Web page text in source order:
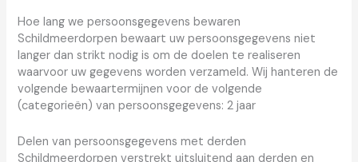
Hoe lang we persoonsgegevens bewaren
Schildmeerdorpen bewaart uw persoonsgegevens niet
langer dan strikt nodig is om de doelen te realiseren
waarvoor uw gegevens worden verzameld. Wij hanteren de
volgende bewaartermijnen voor de volgende
(categorieën) van persoonsgegevens: 2 jaar
Delen van persoonsgegevens met derden
Schildmeerdorpen verstrekt uitsluitend aan derden en